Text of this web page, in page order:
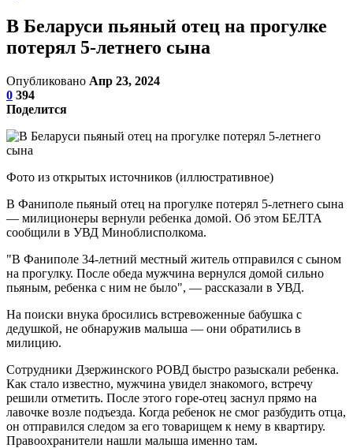
В Беларуси пьяный отец на прогулке
потерял 5-летнего сына
Опубликовано Апр 23, 2024
0 394
Поделится
Фото из открытых источников (иллюстративное)
В Фаниполе пьяный отец на прогулке потерял 5-летнего сына
— милиционеры вернули ребенка домой. Об этом БЕЛТА
сообщили в УВД Миноблисполкома.
"В Фаниполе 34-летний местный житель отправился с сыном
на прогулку. После обеда мужчина вернулся домой сильно
пьяным, ребенка с ним не было", — рассказали в УВД.
На поиски внука бросились встревоженные бабушка с
дедушкой, не обнаружив малыша — они обратились в
милицию.
Сотрудники Дзержинского РОВД быстро разыскали ребенка.
Как стало известно, мужчина увидел знакомого, встречу
решили отметить. После этого горе-отец заснул прямо на
лавочке возле подъезда. Когда ребенок не смог разбудить отца,
он отправился следом за его товарищем к нему в квартиру.
Правоохранители нашли малыша именно там.